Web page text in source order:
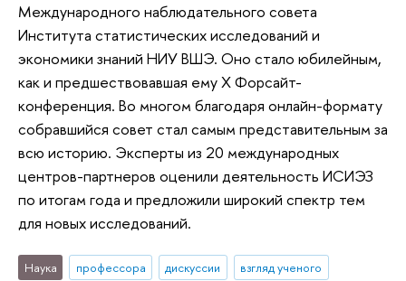
Международного наблюдательного совета
Института статистических исследований и
экономики знаний НИУ ВШЭ. Оно стало юбилейным,
как и предшествовавшая ему Х Форсайт-
конференция. Во многом благодаря онлайн-формату
собравшийся совет стал самым представительным за
всю историю. Эксперты из 20 международных
центров-партнеров оценили деятельность ИСИЭЗ
по итогам года и предложили широкий спектр тем
для новых исследований.
Наука профессора дискуссии
взгляд ученого